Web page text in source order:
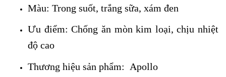
Màu: Trong suốt, trắng sữa, xám đen
Ưu điểm: Chống ăn mòn kim loại, chịu nhiệt
độ cao
Thương hiệu sản phẩm: Apollo